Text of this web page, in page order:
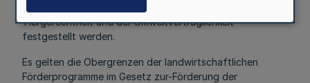
Tiergerechtheit und der Umweltverträglichkeit
festgestellt werden.
Es gelten die Obergrenzen der landwirtschaftlichen
Förderprogramme im Gesetz zur-Förderung der